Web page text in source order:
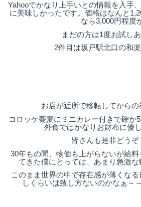
Yahooでかなり上手いとの情報を入手
に美味しかったです。価格はなんと
なら3,000円程度
まだの方は1度お試しあ
2件目は坂戸駅北口の和
お店が近所で移転してからの
コロッケ蕎麦にミニカレー付きで確か
外食ではかなりお財布に優
皆さんも是非どうぞ
30年もの間、物価も上がらないが給
てきた僕にとっては、あまり急激
このまま世界の中で存在感が薄くな
しくらいは致し方ないのかなぁ～